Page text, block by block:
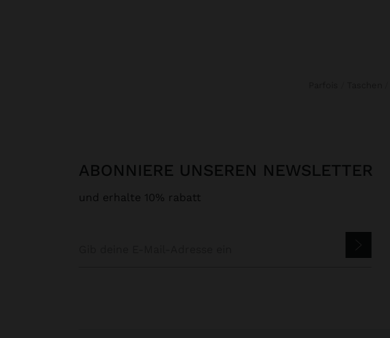
ABONNIERE UNSEREN NEWSLETTER
und erhalte 10% rabatt